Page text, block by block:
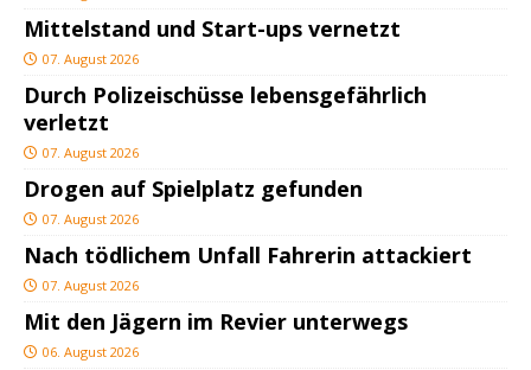
Mittelstand und Start-ups vernetzt
07. August 2026
Durch Polizeischüsse lebensgefährlich
verletzt
07. August 2026
Drogen auf Spielplatz gefunden
07. August 2026
Nach tödlichem Unfall Fahrerin attackiert
07. August 2026
Mit den Jägern im Revier unterwegs
06. August 2026